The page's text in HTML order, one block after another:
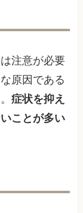
注意が必要
原因である
症状を抑え
ことが多い